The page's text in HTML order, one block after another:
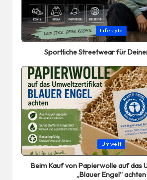
Posted
in
Lifestyle
Sportliche Streetwear für
Posted
in
Umwelt
Beim Kauf von Papierwolle auf das
„Blauer Engel“ achten